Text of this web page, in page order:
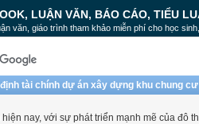
LUẬN VĂN, BÁO CÁO, TIỂU
văn, giáo trình tham khảo miễn phí cho học
tài chính dự án xây dựng khu chung
nay, với sự phát triển mạnh mẽ của đô